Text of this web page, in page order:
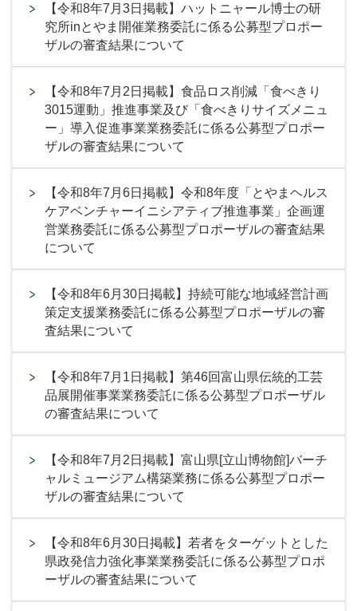
【令和8年7月3日掲載】ハットニャール博士の研
究所inとやま開催業務委託に係る公募型プロポー
ザルの審査結果について
【令和8年7月2日掲載】食品ロス削減「食べきり
3015運動」推進事業及び「食べきりサイズメニュ
ー」導入促進事業業務委託に係る公募型プロポー
ザルの審査結果について
【令和8年7月6日掲載】令和8年度「とやまヘルス
ケアベンチャーイニシアティブ推進事業」企画運
営業務委託に係る公募型プロポーザルの審査結果
について
【令和8年6月30日掲載】持続可能な地域経営計画
策定支援業務委託に係る公募型プロポーザルの審
査結果について
【令和8年7月1日掲載】第46回富山県伝統的工芸
品展開催事業業務委託に係る公募型プロポーザル
の審査結果について
【令和8年7月2日掲載】富山県[立山博物館]バーチ
ャルミュージアム構築業務に係る公募型プロポー
ザルの審査結果について
【令和8年6月30日掲載】若者をターゲットとした
県政発信力強化事業業務委託に係る公募型プロポ
ーザルの審査結果について